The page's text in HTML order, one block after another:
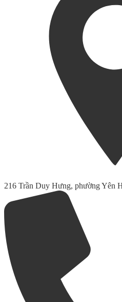
216 Trần Duy Hưng, phường Yên